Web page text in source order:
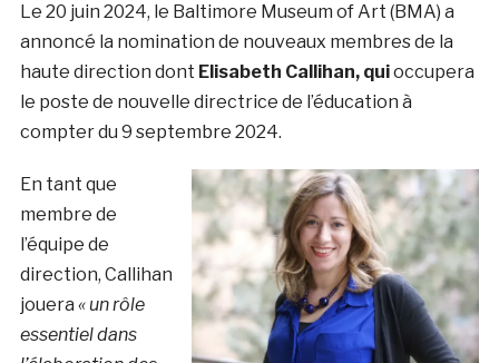
Le 20 juin 2024, le Baltimore Museum of Art (BMA) a
annoncé la nomination de nouveaux membres de la
haute direction dont Elisabeth Callihan, quioccupera
le poste de nouvelle directrice de l’éducation à
compter du 9 septembre 2024.
En tant que
membre de
l’équipe de
direction, Callihan
jouera « un rôle
essentiel dans